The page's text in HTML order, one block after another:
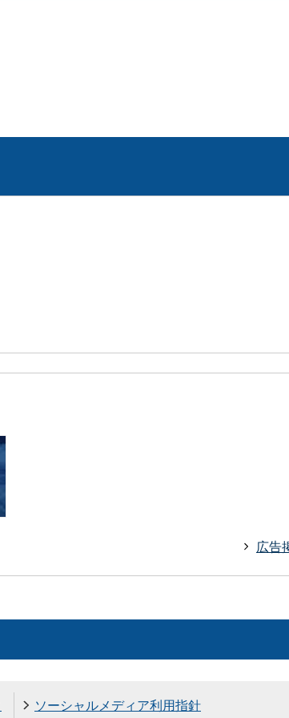
広告
ソーシャルメディア利用指針